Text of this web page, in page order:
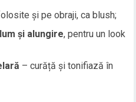
și pe obraji, ca blush;
și alungire, pentru un look
– curăță și tonifiază în